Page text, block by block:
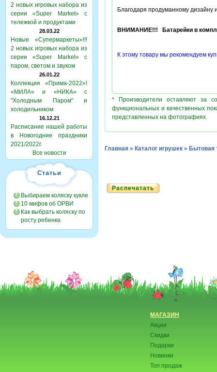
2 новых игровых набора из
серии «Super Market» с
тележкой и продуктами
28.03.22
Новые «Супермаркеты»!!!
2 новых игровых набора из
серии «Super Market» с
паром, светом и звуком
26.01.22
Коллекция «Прима-2022»!
«МИЛА» и «НИКА» с
"Холодным Паром" и
холодильником
16.12.21
Расписание нашей работы
в Новогодние праздники
2021/2022г.
Все новости
Статьи
Выбираем коляску кукле
10 мифов об ОРВИ
Как выбрать коляску по
росту ребенка
Благодаря продуманному дизайну
ВНИМАНИЕ!!! Батарейки в
К этому товару мы рекомендуем
* Производители оставляют за
функциональных и качественных
представленных на фотографиях.
Главная » Каталог игрушек » Бытовая
Распечатать
МАГАЗИН
Акции
Скидки
Подарки
Новинки
Топ продаж